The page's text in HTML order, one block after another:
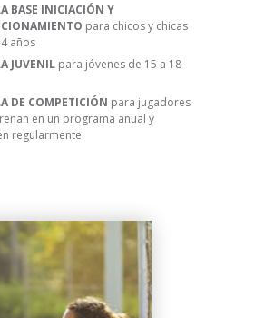
BASE INICIACIÓN Y
para chicos y chicas
años
JUVENIL para jóvenes de 15 a 18
DE COMPETICIÓN para jugadores
en un programa anual y
regularmente